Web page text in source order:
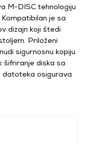
M-DISC tehnologiju
je sa
dizajn koji štedi
Priloženi
sigurnosnu kopiju
šifriranje diska sa
datoteka osigurava